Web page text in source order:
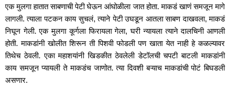
एक मुलगा हातात साबणाची पेटी घेऊन आंघोळीला जात होता. माकडं खाणं समजून मागे
लागली. त्याला पटकन काय सुचलं, त्याने पेटी उघडून आतला साबण दाखवला, माकडं
निघून गेली. एक मुलगा कूर्गला फिरायला गेला, घरी न्यायला त्याने दालचिनी आणली
होती. माकडांनी खोलीत शिरून ती पिशवी फोडली पण खाता येत नाही हे कळल्यावर
तिथेच ठेवली. एका महाशयांनी खिडकीत ठेवलेली डेटॉलची चपटी बाटली माकडांनी
काय समजून प्यायली ते माकडंच जाणोत. त्या दिवशी बऱ्याच माकडांची पोटं बिघडली
असणार.